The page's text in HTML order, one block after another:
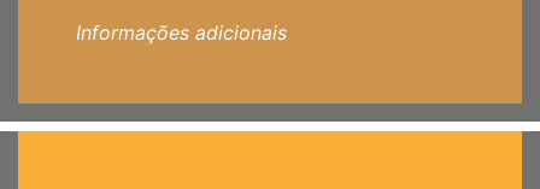
Informações adicionais